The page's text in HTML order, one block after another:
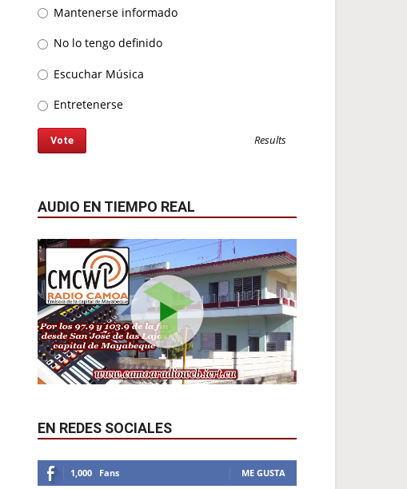
Mantenerse informado
No lo tengo definido
Escuchar Música
Entretenerse
Results
AUDIO EN TIEMPO REAL
EN REDES SOCIALES
1,000 Fans ME GUSTA